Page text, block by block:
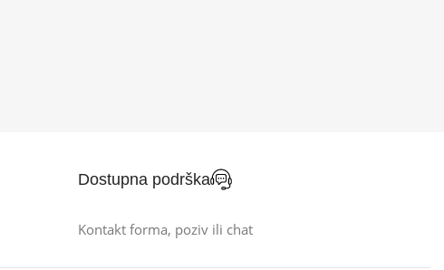
Dostupna podrška
Kontakt forma, poziv ili chat